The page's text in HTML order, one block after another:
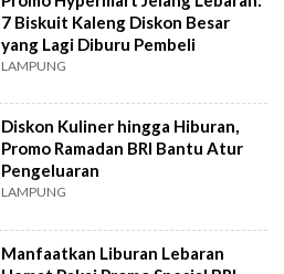
7 Biskuit Kaleng Diskon Besar
yang Lagi Diburu Pembeli
LAMPUNG
Diskon Kuliner hingga Hiburan,
Promo Ramadan BRI Bantu Atur
Pengeluaran
LAMPUNG
Manfaatkan Liburan Lebaran